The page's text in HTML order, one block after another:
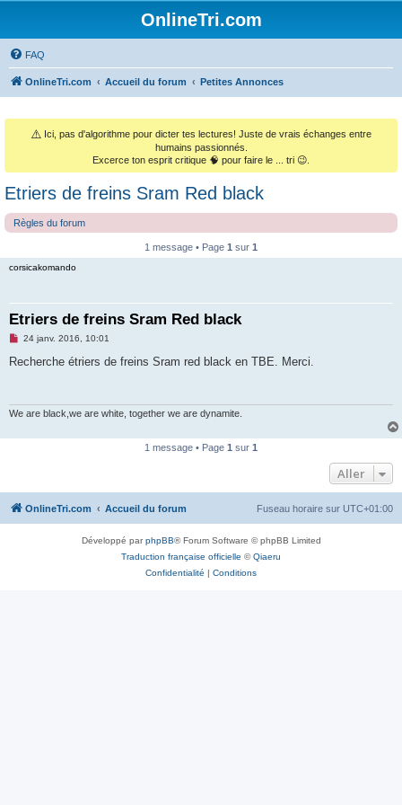
OnlineTri.com
FAQ
OnlineTri.com Accueil du forum Petites Annonces
⚠️ Ici, pas d'algorithme pour dicter tes lectures! Juste de vrais échanges entre
humains passionnés.
Excerce ton esprit critique 🧠 pour faire le ... tri 😉.
Etriers de freins Sram Red black
Règles du forum
1 message • Page 1 sur 1
corsicakomando
Etriers de freins Sram Red black
M
s
n
24 janv. 2016, 10:01
Recherche étriers de freins Sram red black en TBE. Merci.
We are black,we are white, together we are dynamite.
1 message • Page 1 sur 1
Aller
OnlineTri.com Accueil du forum Fuseau horaire sur UTC+01:00
Développé parphpBB® Forum Software © phpBB Limited
Traduction française officielle ©Qiaeru
Confidentialité
Conditions